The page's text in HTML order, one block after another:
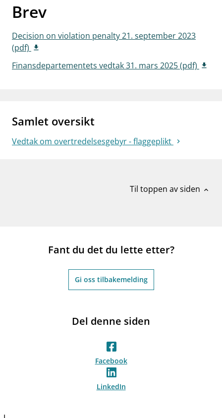
Brev
Decision on violation penalty 21. september 2023
(pdf)
Finansdepartementets vedtak 31. mars 2025 (pdf)
Samlet oversikt
Vedtak om overtredelsesgebyr - flaggeplikt
Til toppen av siden expand_less
Fant du det du lette etter?
Gi oss tilbakemelding
Del denne siden
Facebook
LinkedIn